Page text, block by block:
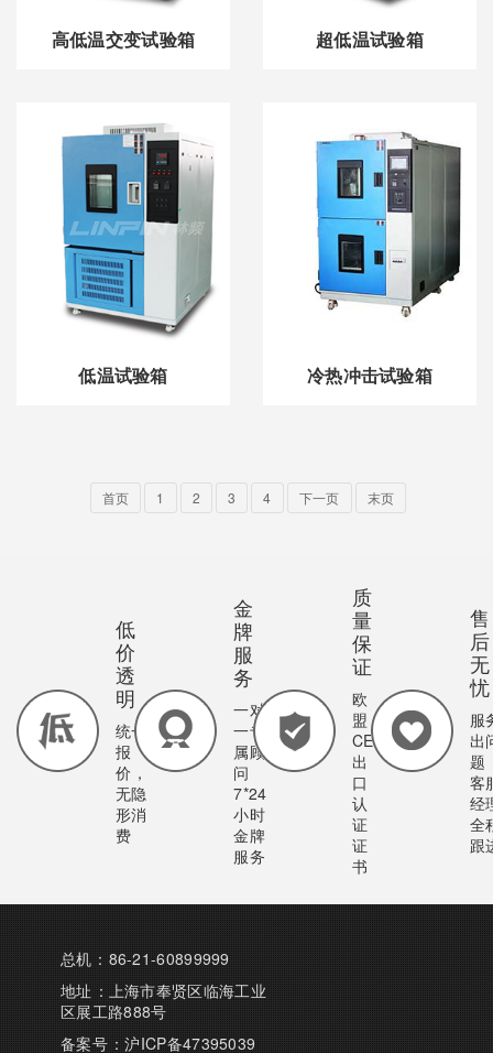
高低温交变试验箱 超低温试验箱
低温试验箱 冷热冲击试验箱
首页 1 2 3 4 下一页 末页
低
价
透
明
统一
报
价，
无隐
形消
费
金
牌
服
务
一对
一专
属顾
问
7*24
小时
金牌
服务
质
量
保
证
欧
盟
CE
出
口
认
证
证
书
售
后
无
忧
服
出
题
客
经
全
跟
总机：86-21-60899999
地址：上海市奉贤区临海工业
区展工路888号
备案号：沪ICP备47395039